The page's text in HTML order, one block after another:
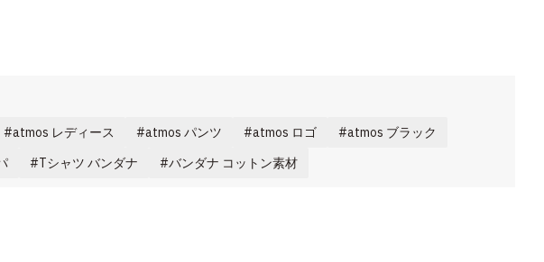
atmos レディース atmos パンツ atmos ロゴ
atmos ブラック
Tシャツ バンダナ バンダナ コットン素材